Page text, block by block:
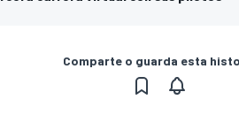
Comparte o guarda esta